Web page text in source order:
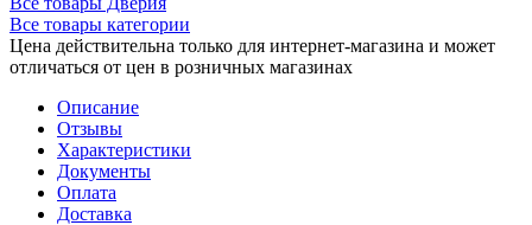
Все товары категории
Цена действительна только для интернет-магазина и может
отличаться от цен в розничных магазинах
Описание
Отзывы
Характеристики
Документы
Оплата
Доставка